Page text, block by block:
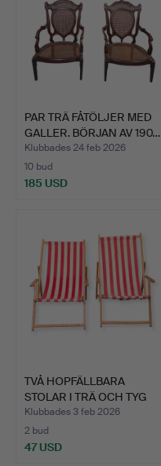
PAR TRÄ FÅTÖLJER MED
GALLER. BÖRJAN AV 190…
Klubbades 24 feb 2026
10 bud
185 USD
TVÅ HOPFÄLLBARA
STOLAR I TRÄ OCH TYG
TRYCK…
Klubbades 3 feb 2026
2 bud
47 USD